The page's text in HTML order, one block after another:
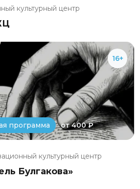
культурный центр
16+
программа от 400 ₽
культурный центр
Булгакова»